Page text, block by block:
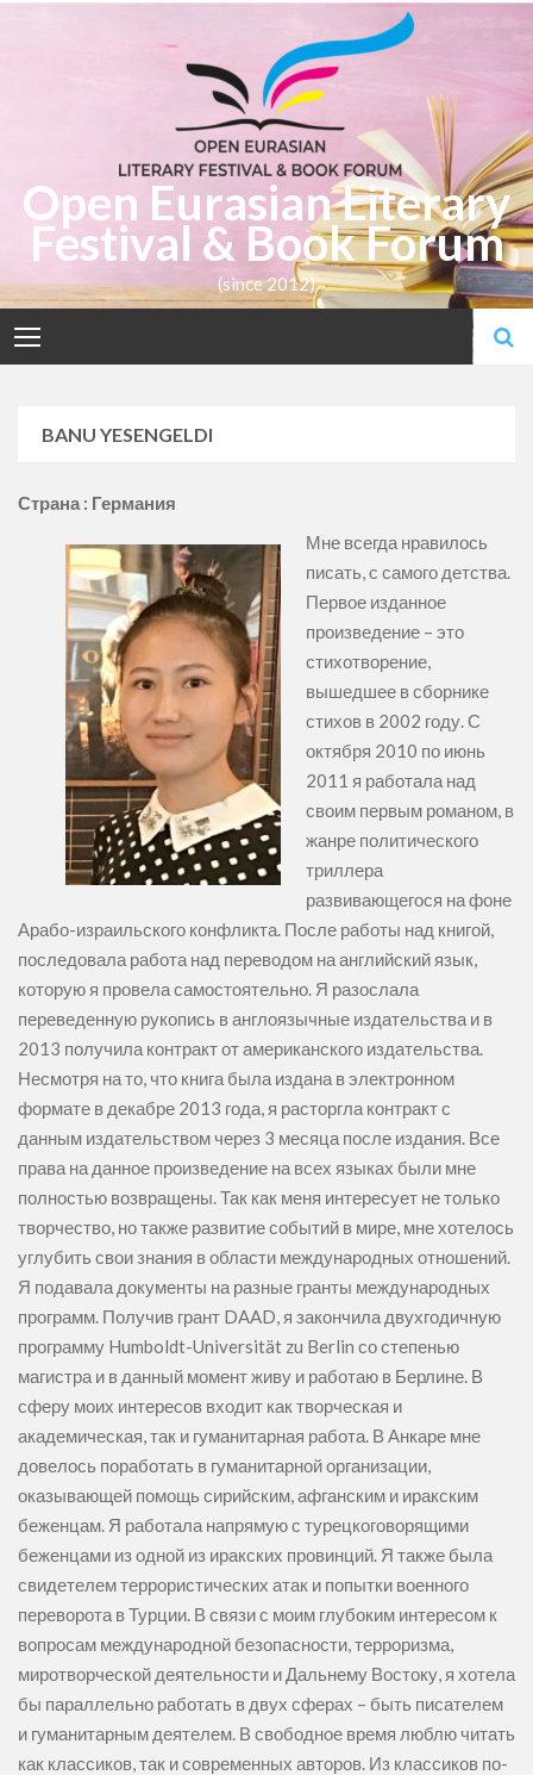
Open Eurasian Literary
Festival & Book Forum
(since 2012)
BANU YESENGELDI
Страна : Германия
Мне всегда нравилось
писать, с самого детства.
Первое изданное
произведение – это
стихотворение,
вышедшее в сборнике
стихов в 2002 году. С
октября 2010 по июнь
2011 я работала над
своим первым романом, в
жанре политического
триллера
развивающегося на фоне
Арабо-израильского конфликта. После работы над книгой,
последовала работа над переводом на английский язык,
которую я провела самостоятельно. Я разослала
переведенную рукопись в англоязычные издательства и в
2013 получила контракт от американского издательства.
Несмотря на то, что книга была издана в электронном
формате в декабре 2013 года, я расторгла контракт с
данным издательством через 3 месяца после издания. Все
права на данное произведение на всех языках были мне
полностью возвращены. Так как меня интересует не только
творчество, но также развитие событий в мире, мне хотелось
углубить свои знания в области международных отношений.
Я подавала документы на разные гранты международных
программ. Получив грант DAAD, я закончила двухгодичную
программу Humboldt-Universität zu Berlin со степенью
магистра и в данный момент живу и работаю в Берлине. В
сферу моих интересов входит как творческая и
академическая, так и гуманитарная работа. В Анкаре мне
довелось поработать в гуманитарной организации,
оказывающей помощь сирийским, афганским и иракским
беженцам. Я работала напрямую с турецкоговорящими
беженцами из одной из иракских провинций. Я также была
свидетелем террористических атак и попытки военного
переворота в Турции. В связи с моим глубоким интересом к
вопросам международной безопасности, терроризма,
миротворческой деятельности и Дальнему Востоку, я хотела
бы параллельно работать в двух сферах – быть писателем
и гуманитарным деятелем. В свободное время люблю читать
как классиков, так и современных авторов. Из классиков по-